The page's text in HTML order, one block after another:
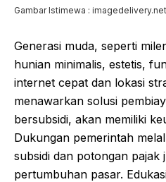
Gambar Istimewa : imagedelivery.net
Generasi muda, seperti
hunian minimalis, estetis,
internet cepat dan lokasi
menawarkan solusi
bersubsidi, akan memiliki
Dukungan pemerintah
subsidi dan potongan pajak
pertumbuhan pasar.